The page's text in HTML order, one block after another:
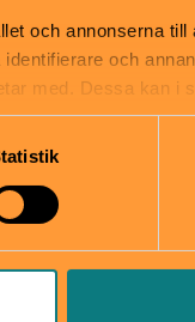
och annonserna till
och
med. Dessa kan i
har samlat in när du
åldrar